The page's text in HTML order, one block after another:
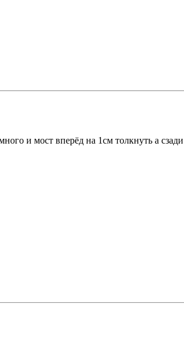
и мост вперёд на 1см толкнуть а